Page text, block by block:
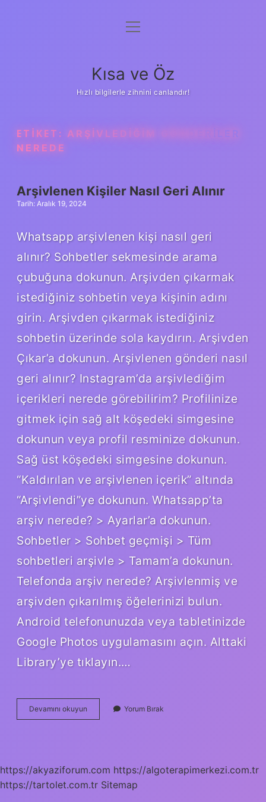
Anasayfa
Yasal Uyarı
menüyü
Kısa ve Öz
Hızlı bilgilerle zihnini canlandır!
ETIKET: ARŞIVLEDIĞIM GÖNDERILER
NEREDE
Arşivlenen Kişiler Nasıl Geri Alınır
Tarih: Aralık 19, 2024
Whatsapp arşivlenen kişi nasıl geri
alınır? Sohbetler sekmesinde arama
çubuğuna dokunun. Arşivden çıkarmak
istediğiniz sohbetin veya kişinin adını
girin. Arşivden çıkarmak istediğiniz
sohbetin üzerinde sola kaydırın. Arşivden
Çıkar’a dokunun. Arşivlenen gönderi nasıl
geri alınır? Instagram’da arşivlediğim
içerikleri nerede görebilirim? Profilinize
gitmek için sağ alt köşedeki simgesine
dokunun veya profil resminize dokunun.
Sağ üst köşedeki simgesine dokunun.
“Kaldırılan ve arşivlenen içerik” altında
“Arşivlendi”ye dokunun. Whatsapp’ta
arşiv nerede? > Ayarlar’a dokunun.
Sohbetler > Sohbet geçmişi > Tüm
sohbetleri arşivle > Tamam’a dokunun.
Telefonda arşiv nerede? Arşivlenmiş ve
arşivden çıkarılmış öğelerinizi bulun.
Android telefonunuzda veya tabletinizde
Google Photos uygulamasını açın. Alttaki
Library’ye tıklayın.…
Devamını okuyun Arşivlenen
Kişiler
Yorum Bırak
https://akyaziforum.com https://algoterapimerkezi.com.tr
https://tartolet.com.tr Sitemap